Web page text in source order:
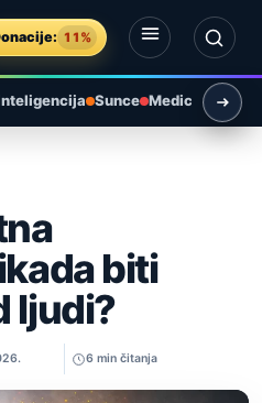
11%
Sunce Medicina
biti
ljudi?
6 min čitanja